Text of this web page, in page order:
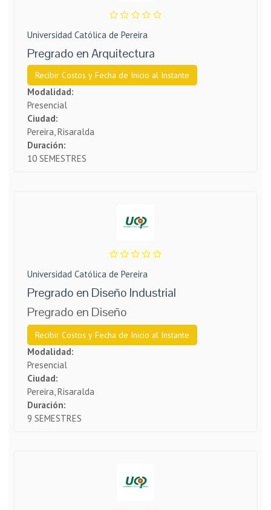
Universidad Católica de Pereira
Pregrado en Arquitectura
Recibir Costos y Fecha de Inicio al Instante
Modalidad:
Presencial
Ciudad:
Pereira, Risaralda
Duración:
10 SEMESTRES
Universidad Católica de Pereira
Pregrado en Diseño Industrial
Pregrado en Diseño
Recibir Costos y Fecha de Inicio al Instante
Modalidad:
Presencial
Ciudad:
Pereira, Risaralda
Duración:
9 SEMESTRES